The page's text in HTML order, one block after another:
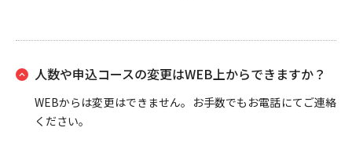
人数や申込コースの変更はWEB上からできますか？
WEBからは変更はできません。お手数でもお電話にてご連絡
ください。